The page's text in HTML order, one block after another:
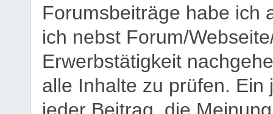
Forumsbeiträge habe ich
ich nebst Forum/
Erwerbstätigkeit
alle Inhalte zu prüfen.